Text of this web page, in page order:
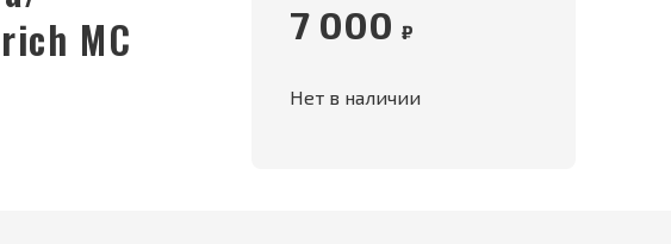
MC
7 000 ₽
Нет в наличии